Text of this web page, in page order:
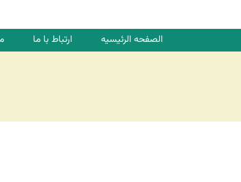
ة
الصفحه الرئیسیه ارتباط با ما